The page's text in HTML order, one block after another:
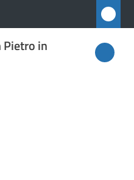
Pietro in